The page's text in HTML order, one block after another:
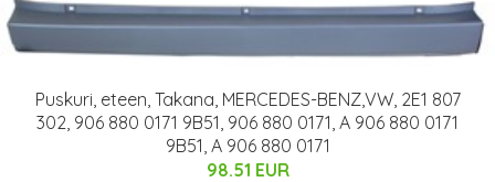
Puskuri, eteen, Takana, MERCEDES-BENZ,VW, 2E1 807
302, 906 880 0171 9B51, 906 880 0171, A 906 880 0171
9B51, A 906 880 0171
98.51 EUR